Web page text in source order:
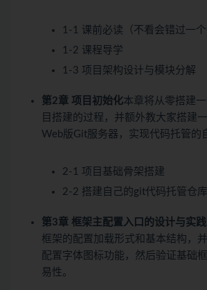
1-1 课前必读（不看会错过一个
1-2 课程导学
1-3 项目架构设计与模块分解
第2章 项目初始化本章将从零搭建
目搭建的过程，并额外教大家搭建
Web版Git服务器，实现代码托管的
2-1 项目基础骨架搭建
2-2 搭建自己的git代码托管仓库
第3章 框架主配置入口的设计与实践
框架的配置加载形式和基本结构，
配置字体图标功能，然后验证基础
易性。